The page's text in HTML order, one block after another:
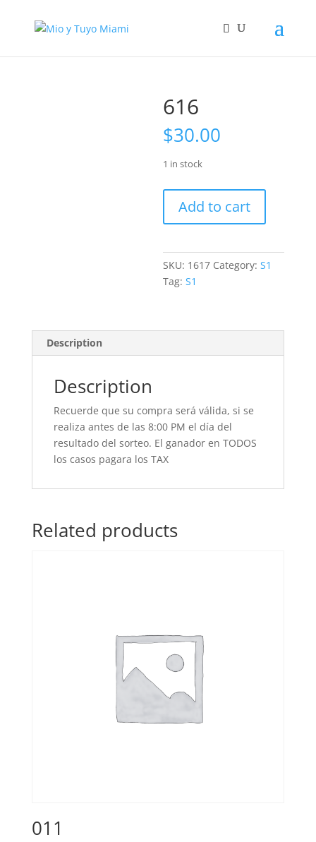
616
$30.00
1 in stock
quantity
Add to cart
SKU: 1617 Category:S1
Tag:S1
Description
Description
Recuerde que su compra será válida, si se
realiza antes de las 8:00 PM el día del
resultado del sorteo. El ganador en TODOS
los casos pagara los TAX
Related products
011